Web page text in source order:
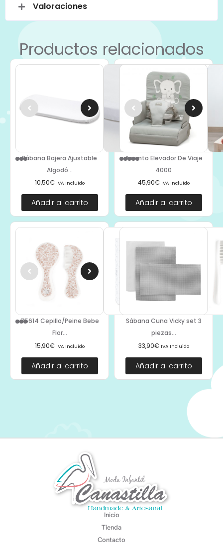
Valoraciones
Productos relacionados
Sábana Bajera Ajustable
Algodó...
10,50€ IVA Incluido
Añadir al carrito
Asiento Elevador De Viaje
4000
45,90€ IVA Incluido
Añadir al carrito
75614 Cepillo/Peine Bebe
Flor...
15,90€ IVA Incluido
Añadir al carrito
Sábana Cuna Vicky set 3
piezas...
33,90€ IVA Incluido
Añadir al carrito
Inicio
Tienda
Contacto